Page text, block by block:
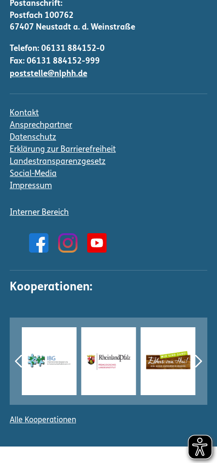
Telefon: 06131 884152-0
Fax: 06131 884152-999
poststelle@nlphh.de
Kontakt
Ansprechpartner
Datenschutz
Erklärung zur Barrierefreiheit
Landestransparenzgesetz
Social-Media
Impressum
Interner Bereich
Kooperationen:
Alle Kooperationen